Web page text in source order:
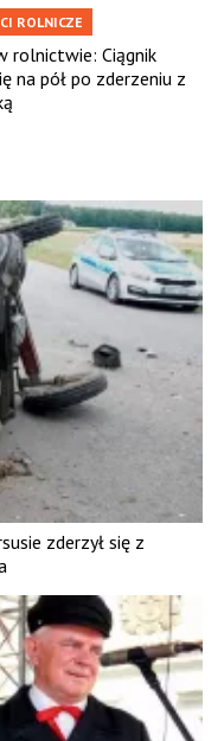
ROLNICZE
rolnictwie: Ciągnik
na pół po zderzeniu z
zderzył się z